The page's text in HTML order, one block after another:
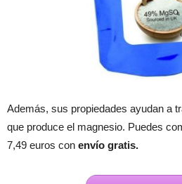
Además, sus propiedades ayudan a
que produce el magnesio. Puedes
7,49 euros con envío gratis.